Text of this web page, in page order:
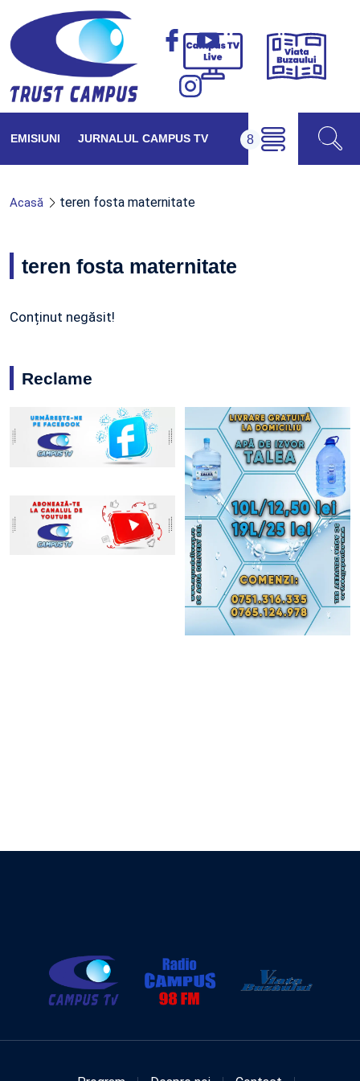
Campus
Viața
EMISIUNI JURNALUL CAMPUS TV
Acasă teren fosta maternitate
teren fosta maternitate
Conținut negăsit!
Reclame